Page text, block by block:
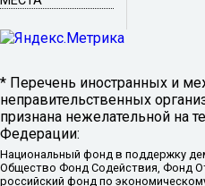
* Перечень иностранных и
неправительственных
признана нежелательной на
Федерации:
Национальный фонд в поддержку
Общество Фонд Содействия, Фонд
российский фонд по